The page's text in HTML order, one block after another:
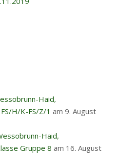
Haid,
H/K-FS/Z/1 am 9. August
Haid,
Gruppe 8 am 16. August